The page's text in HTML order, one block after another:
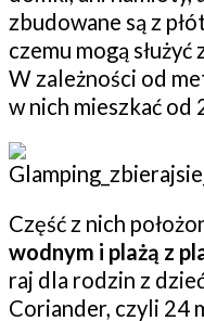
zbudowane są z
czemu mogą
W zależności od
w nich mieszkać od
Część z nich
wodnym i plażą z
raj dla rodzin z
Coriander, czyli 24